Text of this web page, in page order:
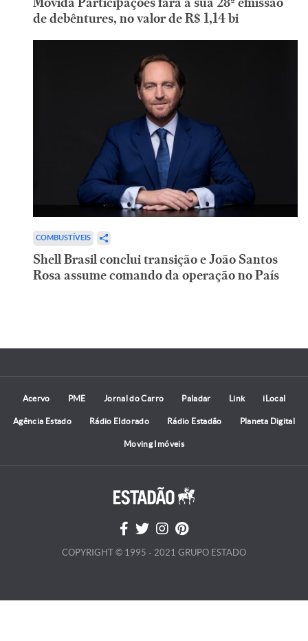
de debêntures, no valor de R$ 1,14 bi
COMBUSTÍVEIS
Shell Brasil conclui transição e João Santos
Rosa assume comando da operação no País
Acervo PME Jornal do Carro Paladar Link iLocal
Agência Estado Rádio Eldorado Rádio Estadão Planeta Digital
Moving Imóveis
COPYRIGHT © 1995 - 2021 GRUPO ESTADO